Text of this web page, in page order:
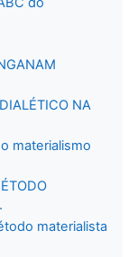
NA
materialismo
materialista